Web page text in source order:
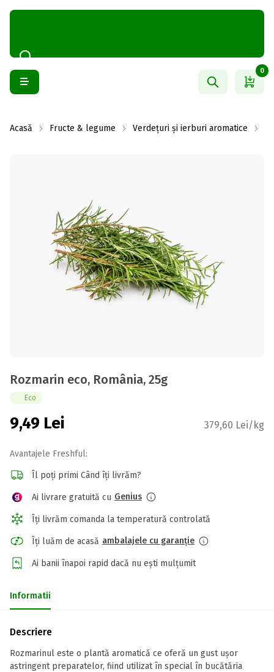
0
Acasă Fructe & legume Verdețuri și ierburi aromatice
Rozmarin eco, România, 25g
Eco
9,49 Lei 379,60 Lei/kg
Avantajele Freshful:
Îl poți primi Când îți livrăm?
Ai livrare gratuită cu Genius
Îți livrăm comanda la temperatură controlată
Îți luăm de acasă ambalajele cu garanție
Ai banii înapoi rapid dacă nu ești mulțumit
Informatii
Descriere
Rozmarinul este o plantă aromatică ce oferă un gust ușor
astringent preparatelor, fiind utilizat în special în bucătăria